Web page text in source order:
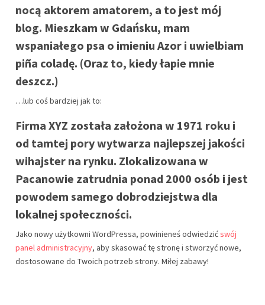
nocą aktorem amatorem, a to jest mój
blog. Mieszkam w Gdańsku, mam
wspaniałego psa o imieniu Azor i uwielbiam
piña coladę. (Oraz to, kiedy łapie mnie
deszcz.)
…lub coś bardziej jak to:
Firma XYZ została założona w 1971 roku i
od tamtej pory wytwarza najlepszej jakości
wihajster na rynku. Zlokalizowana w
Pacanowie zatrudnia ponad 2000 osób i jest
powodem samego dobrodziejstwa dla
lokalnej społeczności.
Jako nowy użytkowni WordPressa, powinieneś odwiedzićswój
panel administracyjny, aby skasować tę stronę i stworzyć nowe,
dostosowane do Twoich potrzeb strony. Miłej zabawy!